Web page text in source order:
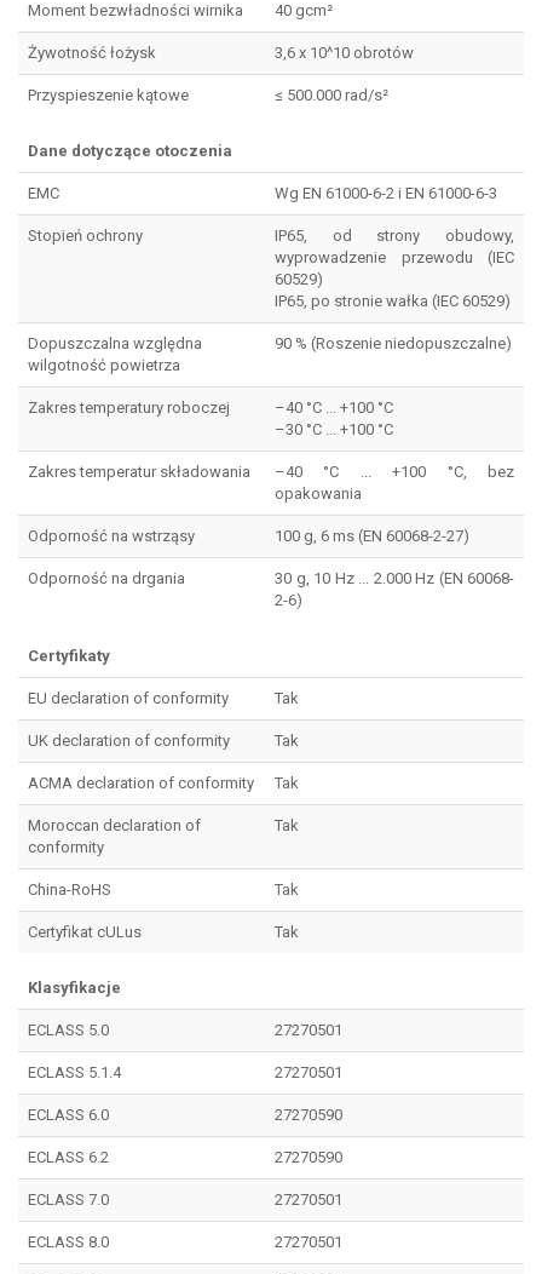
Moment bezwładności wirnika 40 gcm²
Żywotność łożysk 3,6 x 10^10 obrotów
Przyspieszenie kątowe ≤ 500.000 rad/s²
Dane dotyczące otoczenia
EMC Wg EN 61000-6-2 i EN 61000-6-3
Stopień ochrony
IP65, od strony obudowy,
wyprowadzenie przewodu (IEC
60529)
IP65, po stronie wałka (IEC 60529)
Dopuszczalna względna
wilgotność powietrza
90 % (Roszenie niedopuszczalne)
Zakres temperatury roboczej
–40 °C ... +100 °C
–30 °C ... +100 °C
Zakres temperatur składowania
–40 °C ... +100 °C, bez
opakowania
Odporność na wstrząsy 100 g, 6 ms (EN 60068-2-27)
Odporność na drgania
30 g, 10 Hz ... 2.000 Hz (EN 60068-
2-6)
Certyfikaty
EU declaration of conformity Tak
UK declaration of conformity Tak
ACMA declaration of conformity Tak
Moroccan declaration of
conformity
Tak
China-RoHS Tak
Certyfikat cULus Tak
Klasyfikacje
ECLASS 5.0 27270501
ECLASS 5.1.4 27270501
ECLASS 6.0 27270590
ECLASS 6.2 27270590
ECLASS 7.0 27270501
ECLASS 8.0 27270501